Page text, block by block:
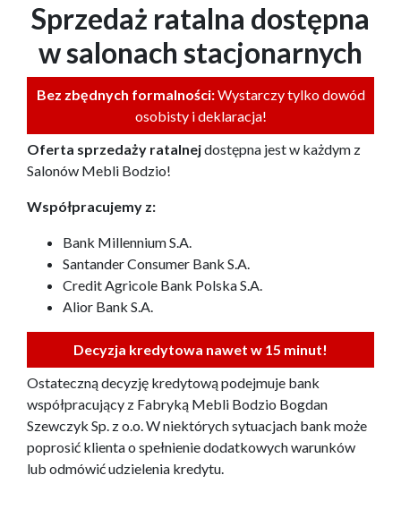
Sprzedaż ratalna dostępna
w salonach stacjonarnych
Bez zbędnych formalności:Wystarczy tylko dowód
osobisty i deklaracja!
Oferta sprzedaży ratalnejdostępna jest w każdym z
Salonów Mebli Bodzio!
Współpracujemy z:
Bank Millennium S.A.
Santander Consumer Bank S.A.
Credit Agricole Bank Polska S.A.
Alior Bank S.A.
Decyzja kredytowa nawet w 15 minut!
Ostateczną decyzję kredytową podejmuje bank
współpracujący z Fabryką Mebli Bodzio Bogdan
Szewczyk Sp. z o.o. W niektórych sytuacjach bank może
poprosić klienta o spełnienie dodatkowych warunków
lub odmówić udzielenia kredytu.